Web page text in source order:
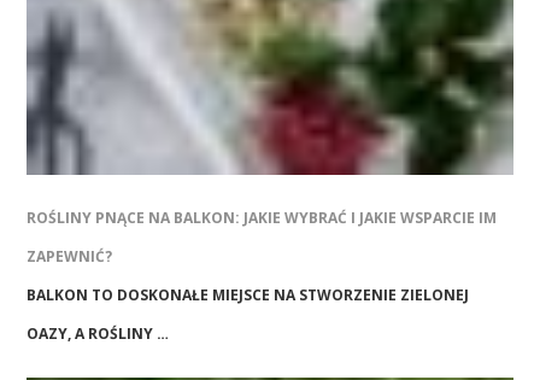
ROŚLINY PNĄCE NA BALKON: JAKIE WYBRAĆ I JAKIE WSPARCIE IM
ZAPEWNIĆ?
BALKON TO DOSKONAŁE MIEJSCE NA STWORZENIE ZIELONEJ
OAZY, A ROŚLINY …